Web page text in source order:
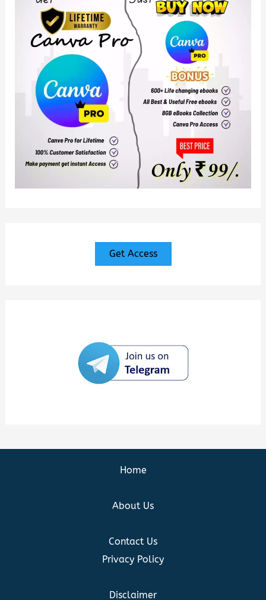
Get Access
Home
About Us
Contact Us
Privacy Policy
Disclaimer